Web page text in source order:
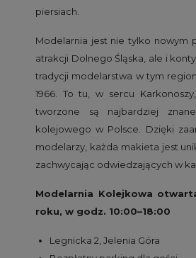
piersiach.
Modelarnia jest nie tylko nowym
atrakcji Dolnego Śląska, ale i
tradycji modelarstwa w tym
1966. To tu, w sercu
tworzone są najbardziej
kolejowego w Polsce. Dzięki
modelarzy, każda makieta jest
zachwycając odwiedzających w
Modelarnia Kolejkowa
roku, w godz. 10:00–18:00
Legnicka 2, Jelenia Góra